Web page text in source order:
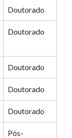
Doutorado
Doutorado
Doutorado
Doutorado
Doutorado
Pós-